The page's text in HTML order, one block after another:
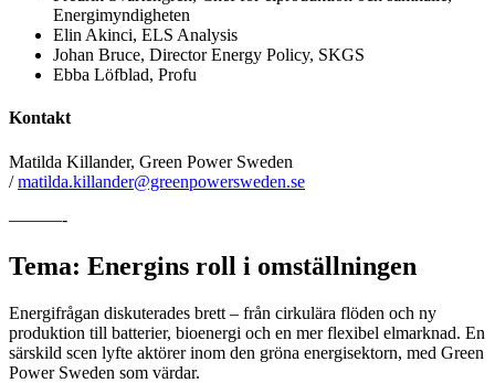
Energimyndigheten
Elin Akinci, ELS Analysis
Johan Bruce, Director Energy Policy, SKGS
Ebba Löfblad, Profu
Kontakt
Matilda Killander, Green Power Sweden
/matilda.killander@greenpowersweden.se
———-
Tema: Energins roll i omställningen
Energifrågan diskuterades brett – från cirkulära flöden och ny
produktion till batterier, bioenergi och en mer flexibel elmarknad. En
särskild scen lyfte aktörer inom den gröna energisektorn, med Green
Power Sweden som värdar.